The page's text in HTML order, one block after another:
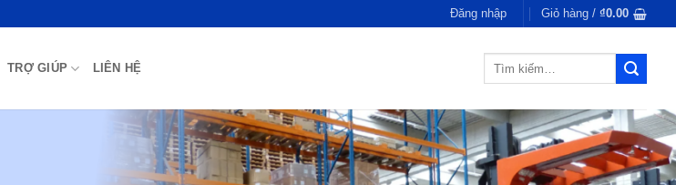
Đăng nhập Giỏ hàng / ₫0.00
TRỢ GIÚP LIÊN HỆ
Tìm